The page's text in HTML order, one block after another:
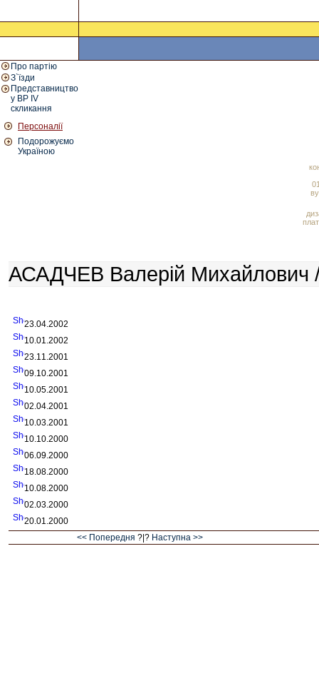
Про партію
З`їзди
Представництво
у ВР IV
скликання
Персоналії
Подорожуємо
Україною
АСАДЧЕВ Валерій Михайлович
23.04.2002
10.01.2002
23.11.2001
09.10.2001
10.05.2001
02.04.2001
10.03.2001
10.10.2000
06.09.2000
18.08.2000
10.08.2000
02.03.2000
20.01.2000
<< Попередня ?|? Наступна >>